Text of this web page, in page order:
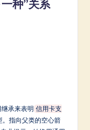
种”关系
承来表明 信用卡支
。指向父类的空心箭